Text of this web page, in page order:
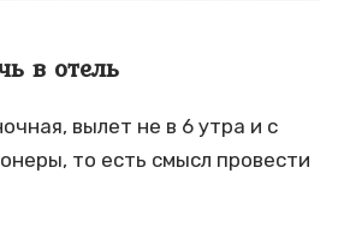
в отель
вылет не в 6 утра и с
то есть смысл провести